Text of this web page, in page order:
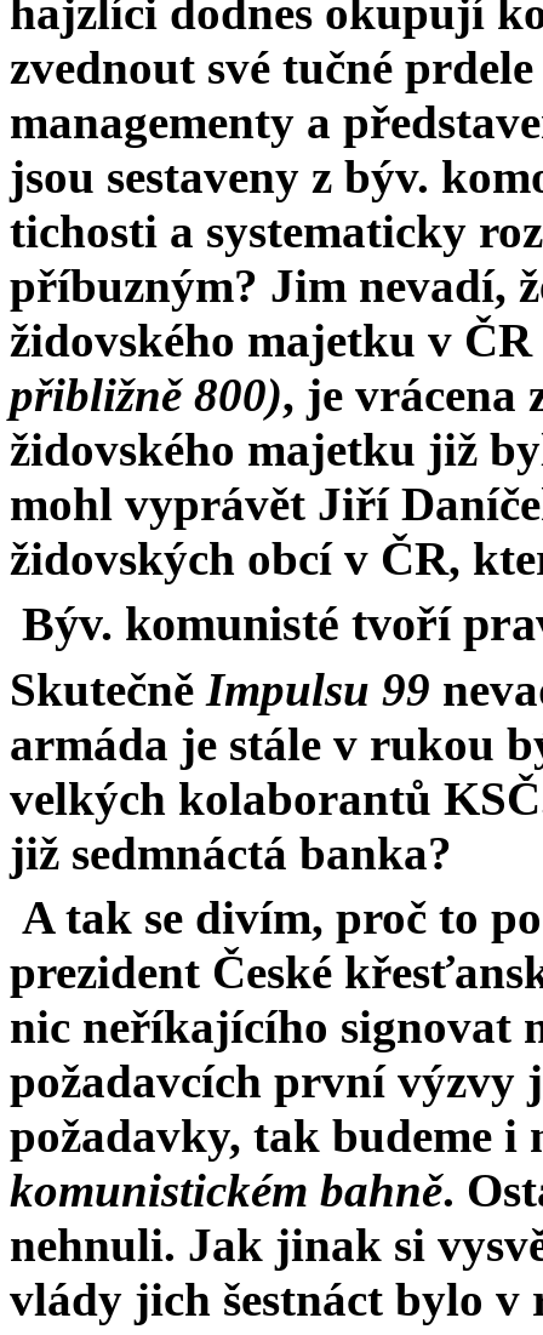
hajzlíci dodnes okupují
zvednout své tučné
managementy a
jsou sestaveny z býv.
tichosti a systematicky
příbuzným? Jim nevadí,
židovského majetku v ČR
přibližně 800), je vrácena
židovského majetku již
mohl vyprávět Jiří
židovských obcí v ČR,
Býv. komunisté tvoří
Skutečně Impulsu 99
armáda je stále v rukou
velkých kolaborantů
již sedmnáctá banka?
A tak se divím, proč to
prezident České
nic neříkajícího signovat
požadavcích první výzvy
požadavky, tak budeme i
komunistickém bahně.
nehnuli. Jak jinak si
vlády jich šestnáct bylo v